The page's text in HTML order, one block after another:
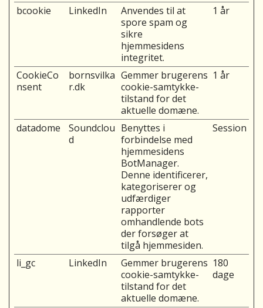
bcookie LinkedIn
Anvendes til at
spore spam og
sikre
hjemmesidens
integritet.
1 år
CookieCo
nsent
bornsvilka
r.dk
Gemmer brugerens
cookie-samtykke-
tilstand for det
aktuelle domæne.
1 år
datadome
Soundclou
d
Benyttes i
forbindelse med
hjemmesidens
BotManager.
Denne identificerer,
kategoriserer og
udfærdiger
rapporter
omhandlende bots
der forsøger at
tilgå hjemmesiden.
Session
li_gc LinkedIn
Gemmer brugerens
cookie-samtykke-
tilstand for det
aktuelle domæne.
180
dage